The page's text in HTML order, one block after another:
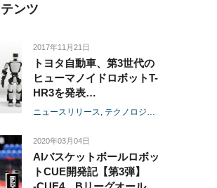
ンツ
2017年11月21日
トヨタ自動車、第3世代の
ヒューマノイドロボットT-
HR3を発表
-トルクサーボモジュール
より、離れた場所の操縦者
の動作と連動し、しなやか
に全身が動くロボットを開
発-
ニュースリリース テクノロジー
2020年03月04日
AIバスケットボールロボッ
トCUE開発記【第3弾】